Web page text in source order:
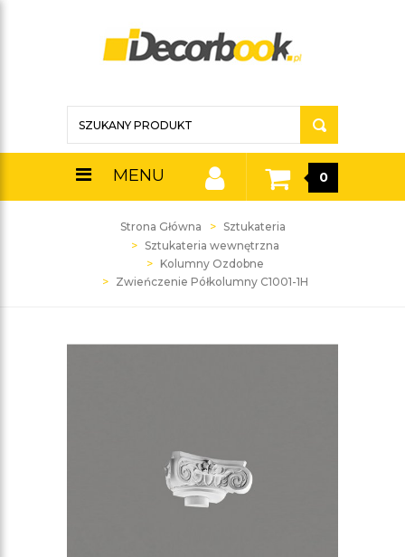
MENU 0
Strona Główna
Sztukateria
Sztukateria wewnętrzna
Kolumny Ozdobne
Zwieńczenie Półkolumny C1001-1H